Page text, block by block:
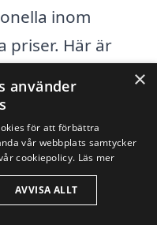
inom
priser. Här är
×
använder
för att förbättra
vår webbplats samtycker
cookiepolicy. Läs mer
AVVISA ALLT